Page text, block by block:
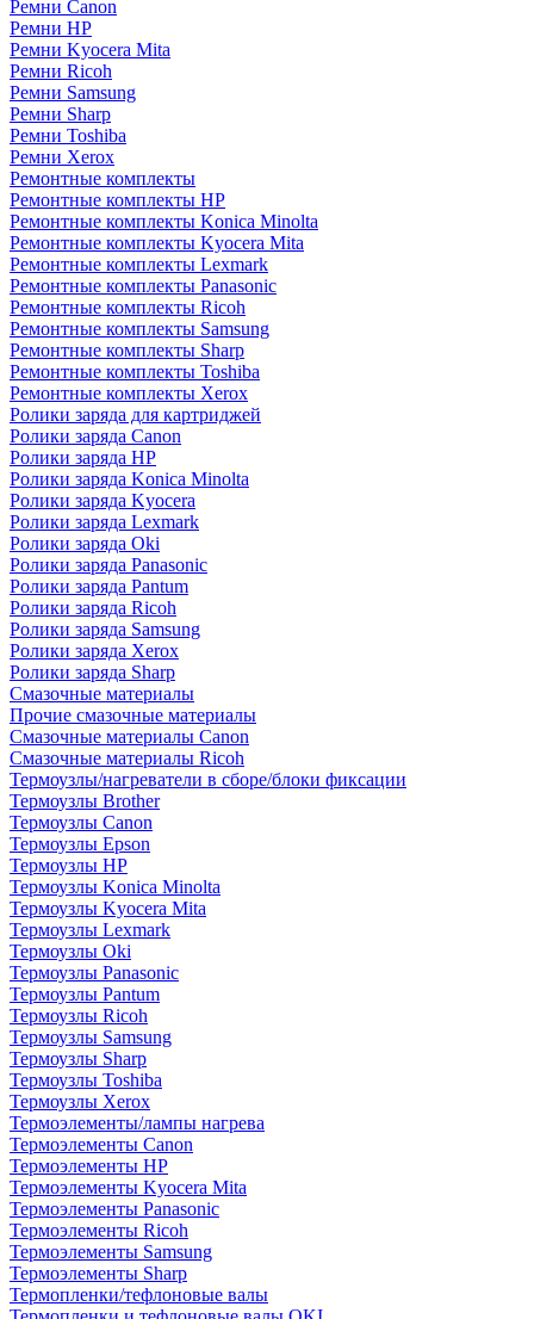
Ремни Canon
Ремни HP
Ремни Kyocera Mita
Ремни Ricoh
Ремни Samsung
Ремни Sharp
Ремни Toshiba
Ремни Xerox
Ремонтные комплекты
Ремонтные комплекты HP
Ремонтные комплекты Konica Minolta
Ремонтные комплекты Kyocera Mita
Ремонтные комплекты Lexmark
Ремонтные комплекты Panasonic
Ремонтные комплекты Ricoh
Ремонтные комплекты Samsung
Ремонтные комплекты Sharp
Ремонтные комплекты Toshiba
Ремонтные комплекты Xerox
Ролики заряда для картриджей
Ролики заряда Canon
Ролики заряда HP
Ролики заряда Konica Minolta
Ролики заряда Kyocera
Ролики заряда Lexmark
Ролики заряда Oki
Ролики заряда Panasonic
Ролики заряда Pantum
Ролики заряда Ricoh
Ролики заряда Samsung
Ролики заряда Xerox
Ролики заряда Sharp
Смазочные материалы
Прочие смазочные материалы
Смазочные материалы Canon
Смазочные материалы Ricoh
Термоузлы/нагреватели в сборе/блоки фиксации
Термоузлы Brother
Термоузлы Canon
Термоузлы Epson
Термоузлы HP
Термоузлы Konica Minolta
Термоузлы Kyocera Mita
Термоузлы Lexmark
Термоузлы Oki
Термоузлы Panasonic
Термоузлы Pantum
Термоузлы Ricoh
Термоузлы Samsung
Термоузлы Sharp
Термоузлы Toshiba
Термоузлы Xerox
Термоэлементы/лампы нагрева
Термоэлементы Canon
Термоэлементы HP
Термоэлементы Kyocera Mita
Термоэлементы Panasonic
Термоэлементы Ricoh
Термоэлементы Samsung
Термоэлементы Sharp
Термопленки/тефлоновые валы